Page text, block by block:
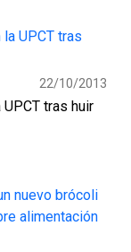
22/10/2013
tras huir